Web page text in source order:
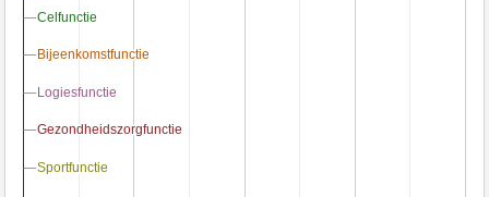
Celfunctie
Celfunctie
Bijeenkomstfunctie
Bijeenkomstfunctie
Logiesfunctie
Logiesfunctie
Gezondheidszorgfunctie
Gezondheidszorgfunctie
Sportfunctie
Sportfunctie